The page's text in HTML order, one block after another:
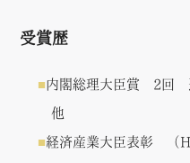
受賞歴
内閣総理大臣賞 2回
他
経済産業大臣表彰 （